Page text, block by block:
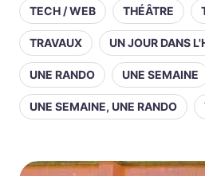
TECH / WEB THÉÂTRE
TRAVAUX UN JOUR DANS
UNE RANDO UNE SEMAINE
UNE SEMAINE, UNE RANDO